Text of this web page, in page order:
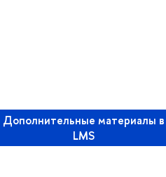
Дополнительные материалы в
LMS